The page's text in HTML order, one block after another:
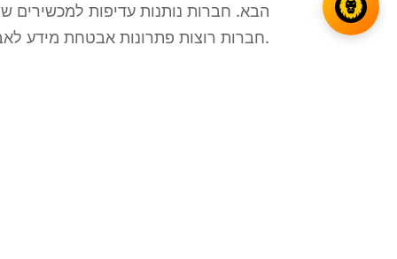
הבא. חברות נותנות עדיפות למכשירים
חברות רוצות פתרונות אבטחת מידעכדי לאמוד את הביקוש ולקבל החלטות טובות יותר.